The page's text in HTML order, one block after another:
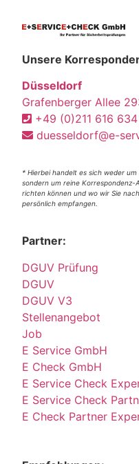
Unsere
Düsseldorf
Grafenberger Allee
+49 (0)211 616
duesseldorf@e-
* Hierbei handelt es sich weder
sondern um reine Korrespondenz-
richten können und wo wir Sie
persönlich empfangen.
Partner:
DGUV Prüfung
DGUV
DGUV V3
Stellenangebot
Job
E Service GmbH
E Check GmbH
E Service Check
E Service Check
E Check Partner